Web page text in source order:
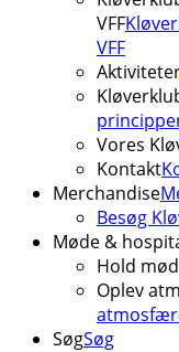
VFF
VFF
Vores
Kontakt
Merchandise
Besøg
Møde &
Hold
Oplev
SøgSøg